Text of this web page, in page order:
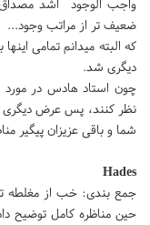
واجب الوجود اشد
ضعیف تر از مراتب وجود...
که البته میدانم تمامی
دیگری شد.
چون استاد هادس در مورد
نظر کنند، پس عرض دیگری
شما و باقی عزیزان پیگیر
Hades
جمع بندی: خب از مغلطه
حین مناظره کامل توضیح